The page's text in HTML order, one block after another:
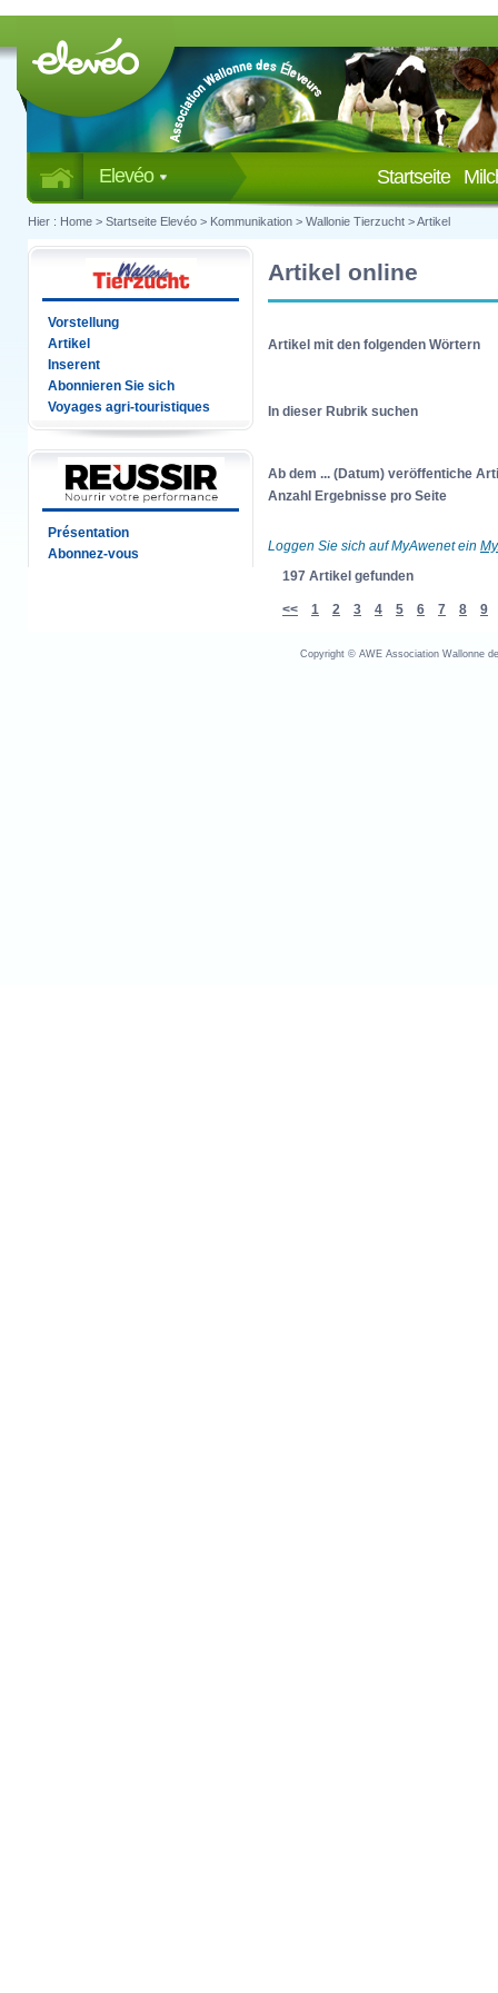
Elevéo Startseite
Hier : Home > Startseite Elevéo > Kommunikation > Wallonie Tierzucht >Artikel
Vorstellung
Artikel
Inserent
Abonnieren Sie sich
Voyages agri-touristiques
Présentation
Abonnez-vous
Artikel online
Artikel mit den folgenden Wörtern
In dieser Rubrik suchen
Ab dem ... (Datum) veröffentiche
Anzahl Ergebnisse pro Seite
Loggen Sie sich auf MyAwenet ein
197 Artikel gefunden
<< 1 2 3 4 5 6 7 8 9
Copyright © AWE Association Wallonne